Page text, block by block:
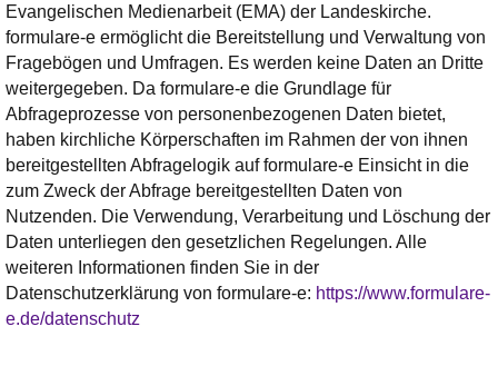
Evangelischen Medienarbeit (EMA) der Landeskirche.
formulare-e ermöglicht die Bereitstellung und Verwaltung von
Fragebögen und Umfragen. Es werden keine Daten an Dritte
weitergegeben. Da formulare-e die Grundlage für
Abfrageprozesse von personenbezogenen Daten bietet,
haben kirchliche Körperschaften im Rahmen der von ihnen
bereitgestellten Abfragelogik auf formulare-e Einsicht in die
zum Zweck der Abfrage bereitgestellten Daten von
Nutzenden. Die Verwendung, Verarbeitung und Löschung der
Daten unterliegen den gesetzlichen Regelungen. Alle
weiteren Informationen finden Sie in der
Datenschutzerklärung von formulare-e: https://www.formulare-
e.de/datenschutz